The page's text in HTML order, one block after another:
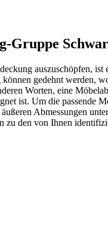
Gruppe
auszuschöpfen,
gedehnt werden,
Worten, eine
ist. Um die passende
Abmessungen
zu den von Ihnen